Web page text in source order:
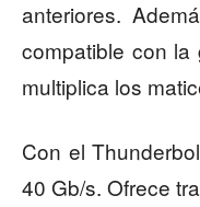
anteriores.
compatible con la
multiplica los
Con el
40 Gb/s. Ofrece